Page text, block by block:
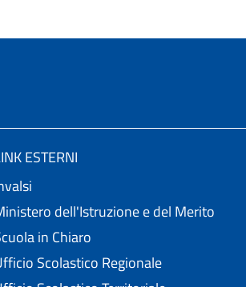
ESTERNI
dell'Istruzione e del Merito
in Chiaro
Scolastico Regionale